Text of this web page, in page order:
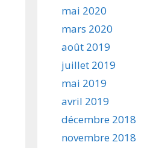
mai 2020
mars 2020
août 2019
juillet 2019
mai 2019
avril 2019
décembre 2018
novembre 2018